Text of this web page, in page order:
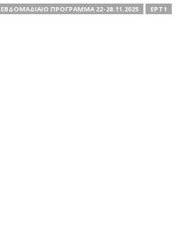
ΕΒΔΟΜΑΔΙΑΊΟ ΠΡΌΓΡΑΜΜΑ 22-28.11.2025 ΕΡΤ1